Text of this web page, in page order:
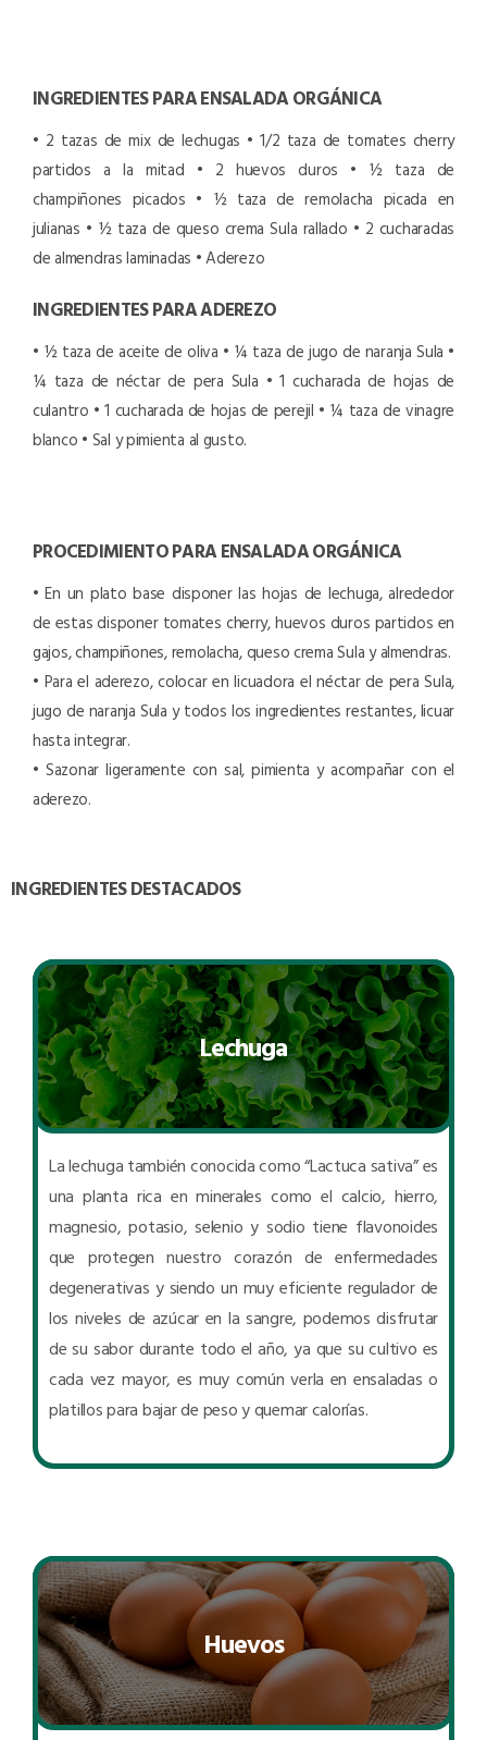
INGREDIENTES PARA ENSALADA ORGÁNICA
• 2 tazas de mix de lechugas • 1/2 taza de tomates cherry
partidos a la mitad • 2 huevos duros • ½ taza de
champiñones picados • ½ taza de remolacha picada en
julianas • ½ taza de queso crema Sula rallado • 2 cucharadas
de almendras laminadas • Aderezo
INGREDIENTES PARA ADEREZO
• ½ taza de aceite de oliva • ¼ taza de jugo de naranja Sula •
¼ taza de néctar de pera Sula • 1 cucharada de hojas de
culantro • 1 cucharada de hojas de perejil • ¼ taza de vinagre
blanco • Sal y pimienta al gusto.
PROCEDIMIENTO PARA ENSALADA ORGÁNICA
• En un plato base disponer las hojas de lechuga, alrededor
de estas disponer tomates cherry, huevos duros partidos en
gajos, champiñones, remolacha, queso crema Sula y almendras.
• Para el aderezo, colocar en licuadora el néctar de pera Sula,
jugo de naranja Sula y todos los ingredientes restantes, licuar
hasta integrar.
• Sazonar ligeramente con sal, pimienta y acompañar con el
aderezo.
INGREDIENTES DESTACADOS
Lechuga
La lechuga también conocida como “Lactuca sativa” es
una planta rica en minerales como el calcio, hierro,
magnesio, potasio, selenio y sodio tiene flavonoides
que protegen nuestro corazón de enfermedades
degenerativas y siendo un muy eficiente regulador de
los niveles de azúcar en la sangre, podemos disfrutar
de su sabor durante todo el año, ya que su cultivo es
cada vez mayor, es muy común verla en ensaladas o
platillos para bajar de peso y quemar calorías.
Huevos